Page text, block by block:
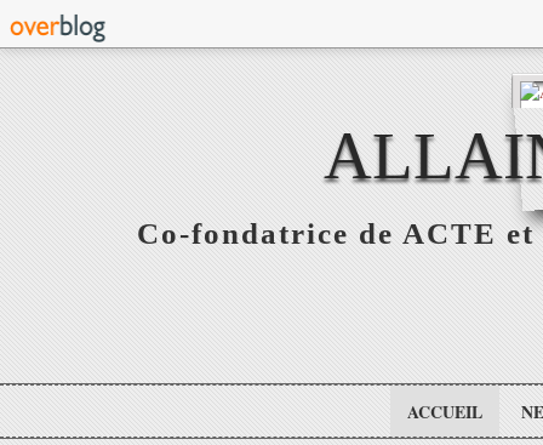
Co-fondatrice de ACTE
ACCUEIL